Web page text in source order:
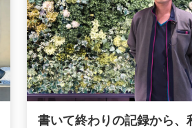
書いて終わりの記録から、